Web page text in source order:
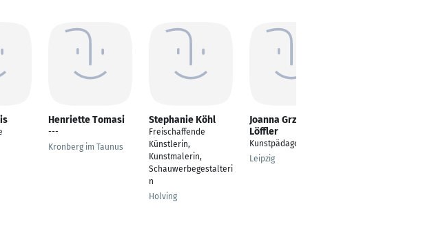
Henriette Tomasi
---
Kronberg im Taunus
Stephanie Köhl
Freischaffende
Künstlerin,
Kunstmalerin,
Schauwerbegestalteri
n
Holving
Joanna Grzybek-
Löffler
Kunstpädagogik
Leipzig